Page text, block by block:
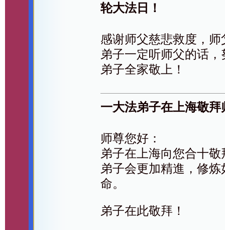
轮大法日！
感谢师父慈悲救度，师
弟子一定听师父的话
弟子全家敬上！
一大法弟子在上海敬拜
师尊您好：
弟子在上海向您合十
弟子会更加精進，修
命。
弟子在此敬拜！